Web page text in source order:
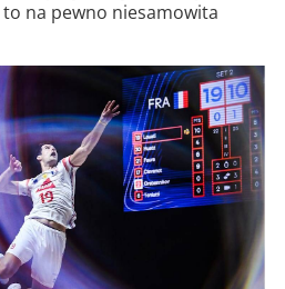
to na pewno niesamowita